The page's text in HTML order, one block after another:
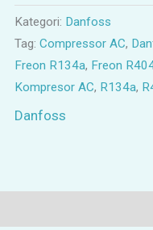
Kategori: Danfoss
Tag:Compressor AC,
Freon R134a, Freon
Kompresor AC, R134a,
Danfoss